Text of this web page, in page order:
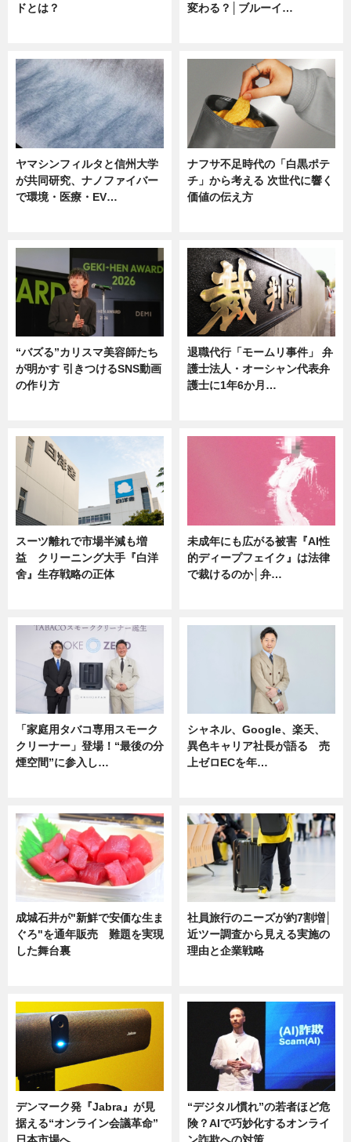
ドとは？
変わる？│ブルーイ…
ヤマシンフィルタと信州大学
が共同研究、ナノファイバー
で環境・医療・EV…
ナフサ不足時代の「白黒ポテ
チ」から考える 次世代に響く
価値の伝え方
“バズる”カリスマ美容師たち
が明かす 引きつけるSNS動画
の作り方
退職代行「モームリ事件」 弁
護士法人・オーシャン代表弁
護士に1年6か月…
スーツ離れで市場半減も増
益 クリーニング大手『白洋
舍』生存戦略の正体
未成年にも広がる被害『AI性
的ディープフェイク』は法律
で裁けるのか│弁…
「家庭用タバコ専用スモーク
クリーナー」登場！“最後の分
煙空間”に参入し…
シャネル、Google、楽天、
異色キャリア社長が語る 売
上ゼロECを年…
成城石井が"新鮮で安価な生ま
ぐろ"を通年販売 難題を実現
した舞台裏
社員旅行のニーズが約7割増│
近ツー調査から見える実施の
理由と企業戦略
デンマーク発『Jabra』が見
据える“オンライン会議革命”
日本市場へ…
“デジタル慣れ”の若者ほど危
険？AIで巧妙化するオンライ
ン詐欺への対策…